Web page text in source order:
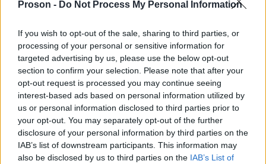
Proson - Do Not Process My Personal Information
If you wish to opt-out of the sale, sharing to third parties, or
processing of your personal or sensitive information for
targeted advertising by us, please use the below opt-out
section to confirm your selection. Please note that after your
opt-out request is processed you may continue seeing
interest-based ads based on personal information utilized by
us or personal information disclosed to third parties prior to
your opt-out. You may separately opt-out of the further
disclosure of your personal information by third parties on the
IAB’s list of downstream participants. This information may
also be disclosed by us to third parties on the IAB’s List of
ΠΕ Αρχαιολόγων - 1 θέση
ΠΕ Μηχανικών ειδικότητας Πολιτικών
Μηχανικών - 1 θέση
ΔΕ Εργατοτεχνιτών - 3 θέσεις
Διαβάστε αναλυτικά την προκήρυξη στοproson.gr